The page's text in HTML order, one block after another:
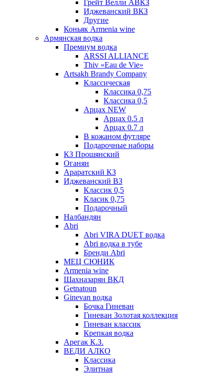
Грейт Велли АВКЗ
Иджеванский ВКЗ
Другие
Коньяк Armenia wine
Армянская водка
Премиум водка
ARSSI ALLIANCE
Thiv «Eau de Vie»
Artsakh Brandy Company
Классическая
Классика 0,75
Классика 0,5
Арцах NEW
Арцах 0.5 л
Арцах 0.7 л
В кожаном футляре
Подарочные наборы
КЗ Прошянский
Оганян
Араратский КЗ
Иджеванский ВЗ
Классик 0,5
Класик 0,75
Подарочный
Налбандян
Abri
Abri VIRA DUET водка
Abri водка в тубе
Бренди Abri
МЕЦ СЮНИК
Armenia wine
Шахназарян ВКД
Getnatoun
Ginevan водка
Бочка Гиневан
Гиневан Золотая коллекция
Гиневан классик
Крепкая водка
Арегак К.З.
ВЕДИ АЛКО
Классика
Элитная